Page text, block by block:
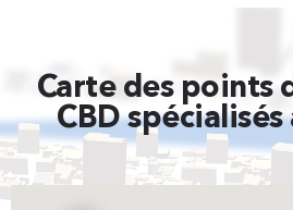
Carte des points
CBD spécialisés